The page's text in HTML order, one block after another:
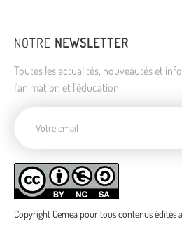
NOTRE NEWSLETTER
Toutes les actualités, nouveautés et
l'animation et l'éducation
Copyright Cemea pour tous contenus édités